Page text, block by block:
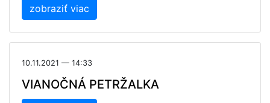
zobraziť viac
10.11.2021 — 14:33
VIANOČNÁ PETRŽALKA